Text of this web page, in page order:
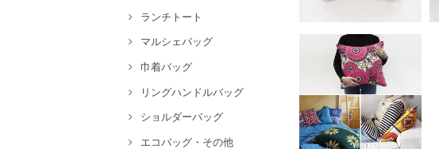
ランチトート
マルシェバッグ
巾着バッグ
リングハンドルバッグ
ショルダーバッグ
エコバッグ・その他